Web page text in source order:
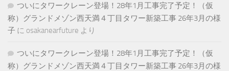
ついにタワークレーン登場！28年1月工事完了予定！（仮
称）グランドメゾン西天満４丁目タワー新築工事 26年3月の様
子 に osakanearfuture より
ついにタワークレーン登場！28年1月工事完了予定！（仮
称）グランドメゾン西天満４丁目タワー新築工事 26年3月の様